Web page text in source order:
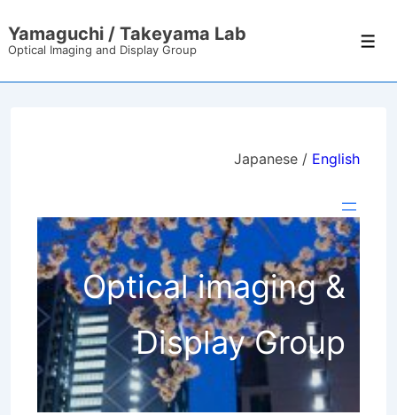
メ
ン
Yamaguchi / Takeyama Lab
Optical Imaging and Display Group
メ
Japanese / English
Optical imaging &
Display Group